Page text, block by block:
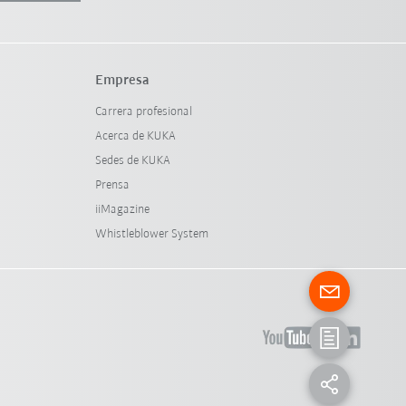
Empresa
Carrera profesional
Acerca de KUKA
Sedes de KUKA
Prensa
iiMagazine
Whistleblower System